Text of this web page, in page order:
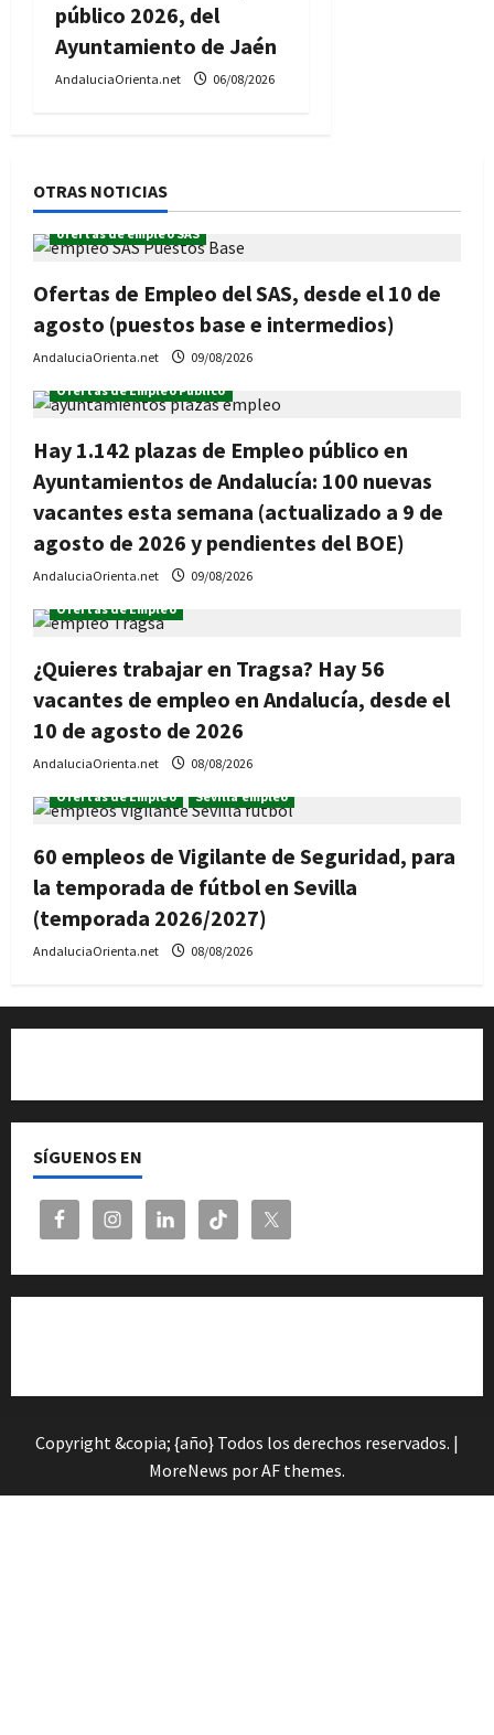
público 2026, del
Ayuntamiento de Jaén
AndaluciaOrienta.net 06/08/2026
OTRAS NOTICIAS
ofertas de empleo SAS
Ofertas de Empleo del SAS, desde el 10 de
agosto (puestos base e intermedios)
AndaluciaOrienta.net
09/08/2026
Ofertas de Empleo Público
Hay 1.142 plazas de Empleo público en
Ayuntamientos de Andalucía: 100 nuevas
vacantes esta semana (actualizado a 9 de
agosto de 2026 y pendientes del BOE)
AndaluciaOrienta.net
09/08/2026
Ofertas de Empleo
¿Quieres trabajar en Tragsa? Hay 56
vacantes de empleo en Andalucía, desde el
10 de agosto de 2026
AndaluciaOrienta.net
08/08/2026
Ofertas de Empleo
Sevilla empleo
60 empleos de Vigilante de Seguridad, para
la temporada de fútbol en Sevilla
(temporada 2026/2027)
AndaluciaOrienta.net 08/08/2026
SÍGUENOS EN
Copyright &copia; {año} Todos los derechos reservados. |
MoreNews por AF themes.